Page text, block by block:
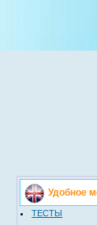
Удобное
ТЕСТЫ